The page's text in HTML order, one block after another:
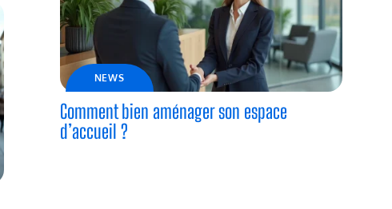
NEWS
Comment bien aménager son espace
d’accueil ?